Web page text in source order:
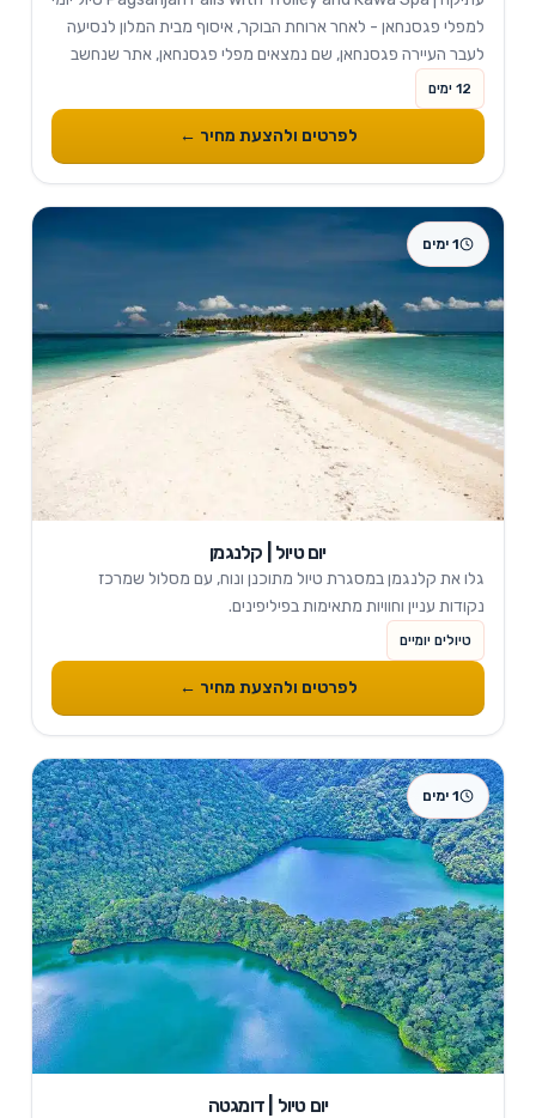
למפלי פגסנחאן - לאחר ארוחת הבוקר, איסוף מבית המלון לנסיעה
לעבר העיירה פגסנחאן, שם נמצאים מפלי פגסנחאן, אתר שנחשב
לפופולארי מאוד...
12 ימים
לפרטים ולהצעת מחיר ←
1 ימים
יום טיול | קלנגמן
גלו את קלנגמן במסגרת טיול מתוכנן ונוח, עם מסלול שמרכז
נקודות עניין וחוויות מתאימות בפיליפינים.
טיולים יומיים
לפרטים ולהצעת מחיר ←
1 ימים
יום טיול | דומגטה